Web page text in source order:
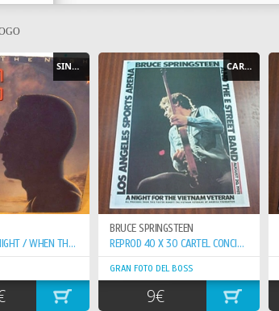
SINGLE
SO COLD THE NIGHT / WHEN THE WALLS COME...
CARTEL - POSTER
BRUCE SPRINGSTEEN
REPROD 40 X 30 CARTEL CONCIERTO 20-8-81 VETERAN VIETNAN
GRAN FOTO DEL BOSS
9€